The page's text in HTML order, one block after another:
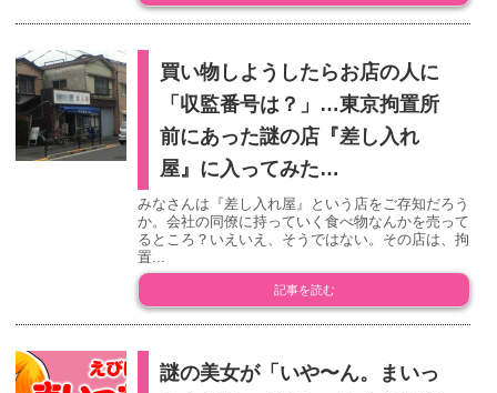
買い物しようしたらお店の人に
「収監番号は？」…東京拘置所
前にあった謎の店『差し入れ
屋』に入ってみた…
みなさんは『差し入れ屋』という店をご存知だろう
か。会社の同僚に持っていく食べ物なんかを売って
るところ？いえいえ、そうではない。その店は、拘
置...
記事を読む
謎の美女が「いや〜ん。まいっ